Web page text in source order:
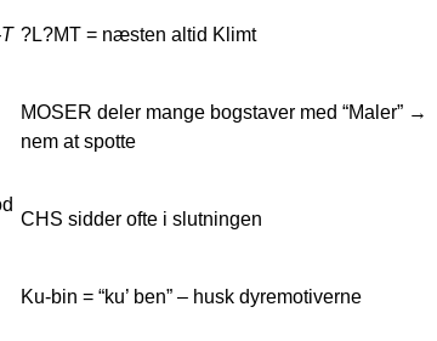
?L?MT = næsten altid Klimt
MOSER deler mange bogstaver med “Maler” →
nem at spotte
CHS sidder ofte i slutningen
Ku-bin = “ku’ ben” – husk dyremotiverne